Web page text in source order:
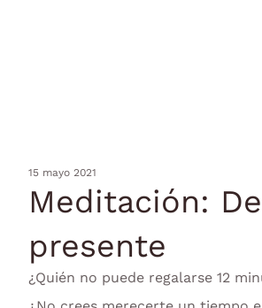
15 mayo 2021
Meditación:
presente
¿Quién no puede regalarse 12